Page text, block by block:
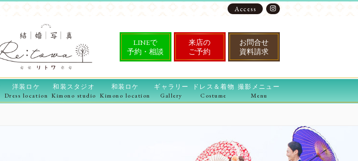
Access
LINEで
予約・相談
来店の
ご予約
お問合せ
資料請求
洋装ロケ
Dress location
和装スタジオ
Kimono studio
和装ロケ
Kimono location
ギャラリー
Gallery
ドレス＆着物
Costume
撮影メニュー
Menu